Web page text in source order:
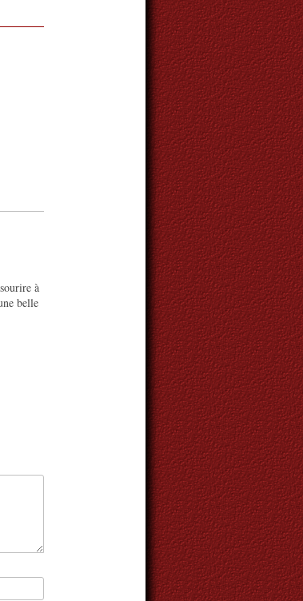
à
belle